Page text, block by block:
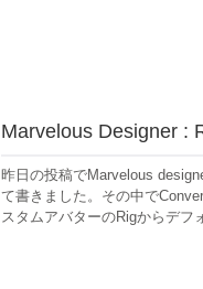
Marvelous Designer :
昨日の投稿でMarvelous
て書きました。その中で
スタムアバターのRigからデフ